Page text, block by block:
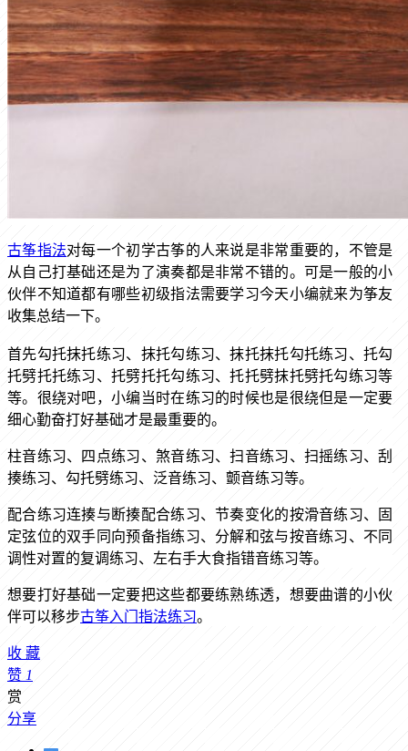
古筝指法对每一个初学古筝的人来说是非常重要的，不管是
从自己打基础还是为了演奏都是非常不错的。可是一般的小
伙伴不知道都有哪些初级指法需要学习今天小编就来为筝友
收集总结一下。
首先勾托抹托练习、抹托勾练习、抹托抹托勾托练习、托勾
托劈托托练习、托劈托托勾练习、托托劈抹托劈托勾练习等
等。很绕对吧，小编当时在练习的时候也是很绕但是一定要
细心勤奋打好基础才是最重要的。
柱音练习、四点练习、煞音练习、扫音练习、扫摇练习、刮
揍练习、勾托劈练习、泛音练习、颤音练习等。
配合练习连揍与断揍配合练习、节奏变化的按滑音练习、固
定弦位的双手同向预备指练习、分解和弦与按音练习、不同
调性对置的复调练习、左右手大食指错音练习等。
想要打好基础一定要把这些都要练熟练透，想要曲谱的小伙
伴可以移步古筝入门指法练习。
收 藏
赞 1
赏
分享